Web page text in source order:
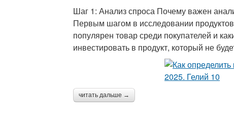
Шаг 1: Анализ спроса Почему важен
Первым шагом в исследовании
популярен товар среди покупателей и
инвестировать в продукт, который не
читать дальше →